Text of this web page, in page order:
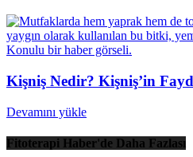
Kişniş Nedir? Kişniş’in
Devamını yükle
Fitoterapi Haber'de Daha Fazlası